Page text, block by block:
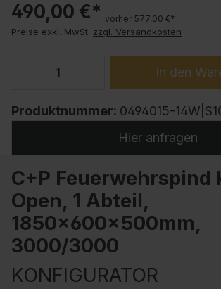
490,00 €* vorher 577,00 €*
Preise exkl. MwSt. zzgl. Versandkosten
In den
Produktnummer: 0494015-
Hier anfragen
C+P Feuerwehrspind
Open, 1 Abteil,
1850x600x500mm,
3000/3000
KONFIGURATOR